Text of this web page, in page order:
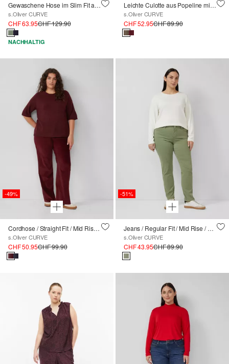
Gewaschene Hose im Slim Fit aus Baumwollsatin
s.Oliver CURVE
CHF 63.95CHF 129.90
NACHHALTIG
Leichte Culotte aus Popeline mit Falten
s.Oliver CURVE
CHF 52.95CHF 89.90
-49%
Cordhose / Straight Fit / Mid Rise / Straight Leg
s.Oliver CURVE
CHF 50.95CHF 99.90
-51%
Jeans / Regular Fit / Mid Rise / Slim Leg
s.Oliver CURVE
CHF 43.95CHF 89.90